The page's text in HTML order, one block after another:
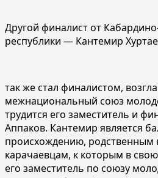
Другой финалист от
республики — Кантемир
так же стал финалистом,
межнациональный союз
трудится его заместитель и
Аппаков. Кантемир является
происхождению, родственным
карачаевцам, к которым в
его заместитель по союзу